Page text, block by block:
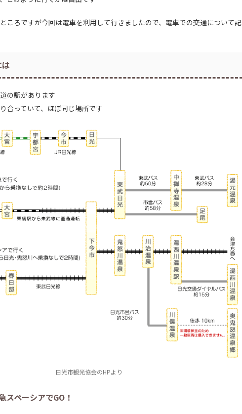
ころですが今回は電車を利用して行きましたので、電車での交通について記
の駅があります
合っていて、ほぼ同じ場所です
日光市観光協会のHPより
スペーシアでGO！